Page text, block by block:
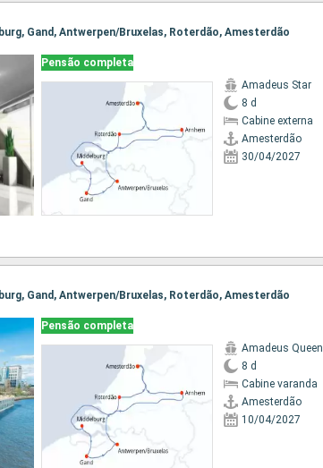
Gand, Antwerpen/Bruxelas, Roterdão, Amesterdão
Pensão completa
Amadeus Star
8 d
Cabine externa
Amesterdão
30/04/2027
Gand, Antwerpen/Bruxelas, Roterdão, Amesterdão
Pensão completa
Amadeus Queen
8 d
Cabine varanda
Amesterdão
10/04/2027